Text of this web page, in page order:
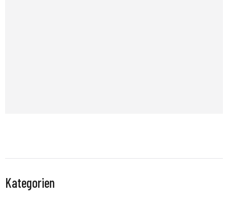
Kategorien